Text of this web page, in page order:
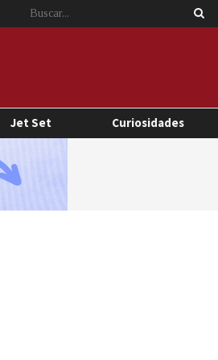
Jet Set Curiosidades